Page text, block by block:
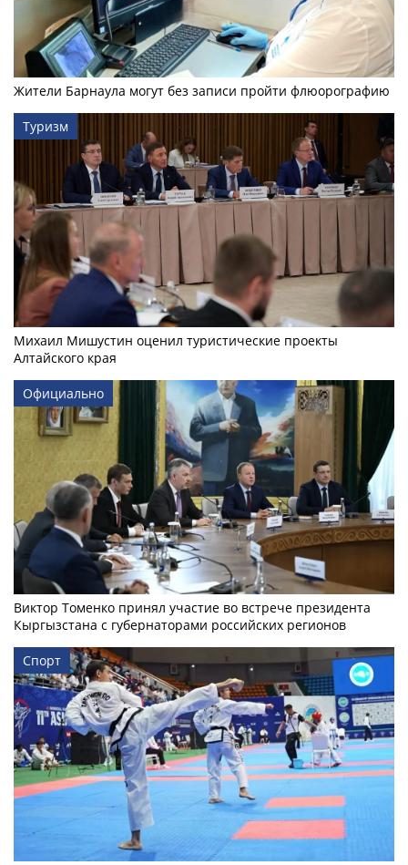
Жители Барнаула могут без записи пройти флюорографию
Туризм
Михаил Мишустин оценил туристические проекты
Алтайского края
Официально
Виктор Томенко принял участие во встрече президента
Кыргызстана с губернаторами российских регионов
Спорт